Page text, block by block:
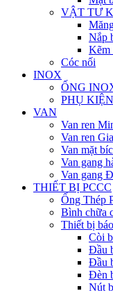
VẬT TƯ
Nắp
Kẽm
Cóc nối
INOX
ỐNG
PHỤ
VAN
Van ren
Van ren
Van mặt
Van gang
Van gang
THIẾT BỊ PCCC
Ống Thép
Bình chữa
Thiết bị
Còi
Đầu
Đầu
Đèn
Nút